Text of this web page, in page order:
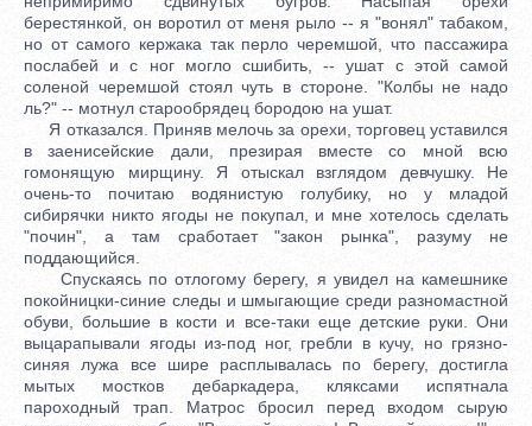
берестянкой, он воротил от меня рыло -- я "вонял" табаком,
но от самого кержака так перло черемшой, что пассажира
послабей и с ног могло сшибить, -- ушат с этой самой
соленой черемшой стоял чуть в стороне. "Колбы не надо
ль?" -- мотнул старообрядец бородою на ушат.
Я отказался. Приняв мелочь за орехи, торговец уставился
в заенисейские дали, презирая вместе со мной всю
гомонящую мирщину. Я отыскал взглядом девчушку. Не
очень-то почитаю водянистую голубику, но у младой
сибирячки никто ягоды не покупал, и мне хотелось сделать
"почин", а там сработает "закон рынка", разуму не
поддающийся.
Спускаясь по отлогому берегу, я увидел на камешнике
покойницки-синие следы и шмыгающие среди разномастной
обуви, большие в кости и все-таки еще детские руки. Они
выцарапывали ягоды из-под ног, гребли в кучу, но грязно-
синяя лужа все шире расплывалась по берегу, достигла
мытых мостков дебаркадера, кляксами испятнала
пароходный трап. Матрос бросил перед входом сырую